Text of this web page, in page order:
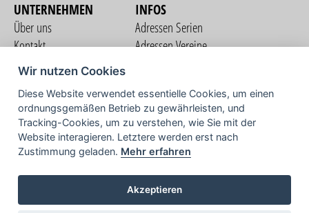
UNTERNEHMEN
Über uns
Kontakt
Nutzungsbedingungen
Datenschutzerklärung
Impressum
INFOS
Adressen Serien
Adressen Vereine
COMMUNITY
TV
Wir nutzen Cookies
Diese Website verwendet essentielle Cookies, um einen
ordnungsgemäßen Betrieb zu gewährleisten, und
Tracking-Cookies, um zu verstehen, wie Sie mit der
Website interagieren. Letztere werden erst nach
Zustimmung geladen. Mehr erfahren
Akzeptieren